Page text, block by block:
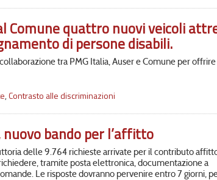
Comune quattro nuovi veicoli
di persone disabili.
tra PMG Italia, Auser e Comune per offrire
,Contrasto alle discriminazioni
bando per l’affitto
delle 9.764 richieste arrivate per il contributo
tramite posta elettronica, documentazione a
Le risposte dovranno pervenire entro 7 giorni,